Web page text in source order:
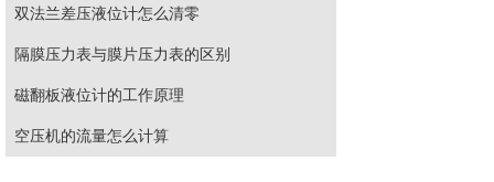
双法兰差压液位计怎么清零
隔膜压力表与膜片压力表的区别
磁翻板液位计的工作原理
空压机的流量怎么计算